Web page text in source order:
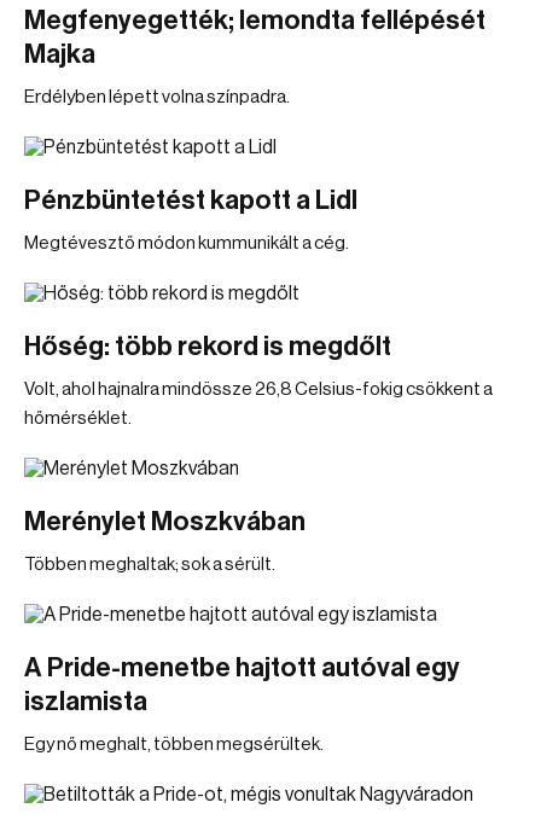
Megfenyegették; lemondta fellépését
Majka
Erdélyben lépett volna színpadra.
Pénzbüntetést kapott a Lidl
Megtévesztő módon kummunikált a cég.
Hőség: több rekord is megdőlt
Volt, ahol hajnalra mindössze 26,8 Celsius-fokig csökkent a
hőmérséklet.
Merénylet Moszkvában
Többen meghaltak; sok a sérült.
A Pride-menetbe hajtott autóval egy
iszlamista
Egy nő meghalt, többen megsérültek.